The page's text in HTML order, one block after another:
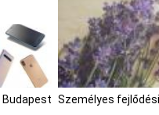
Személyes